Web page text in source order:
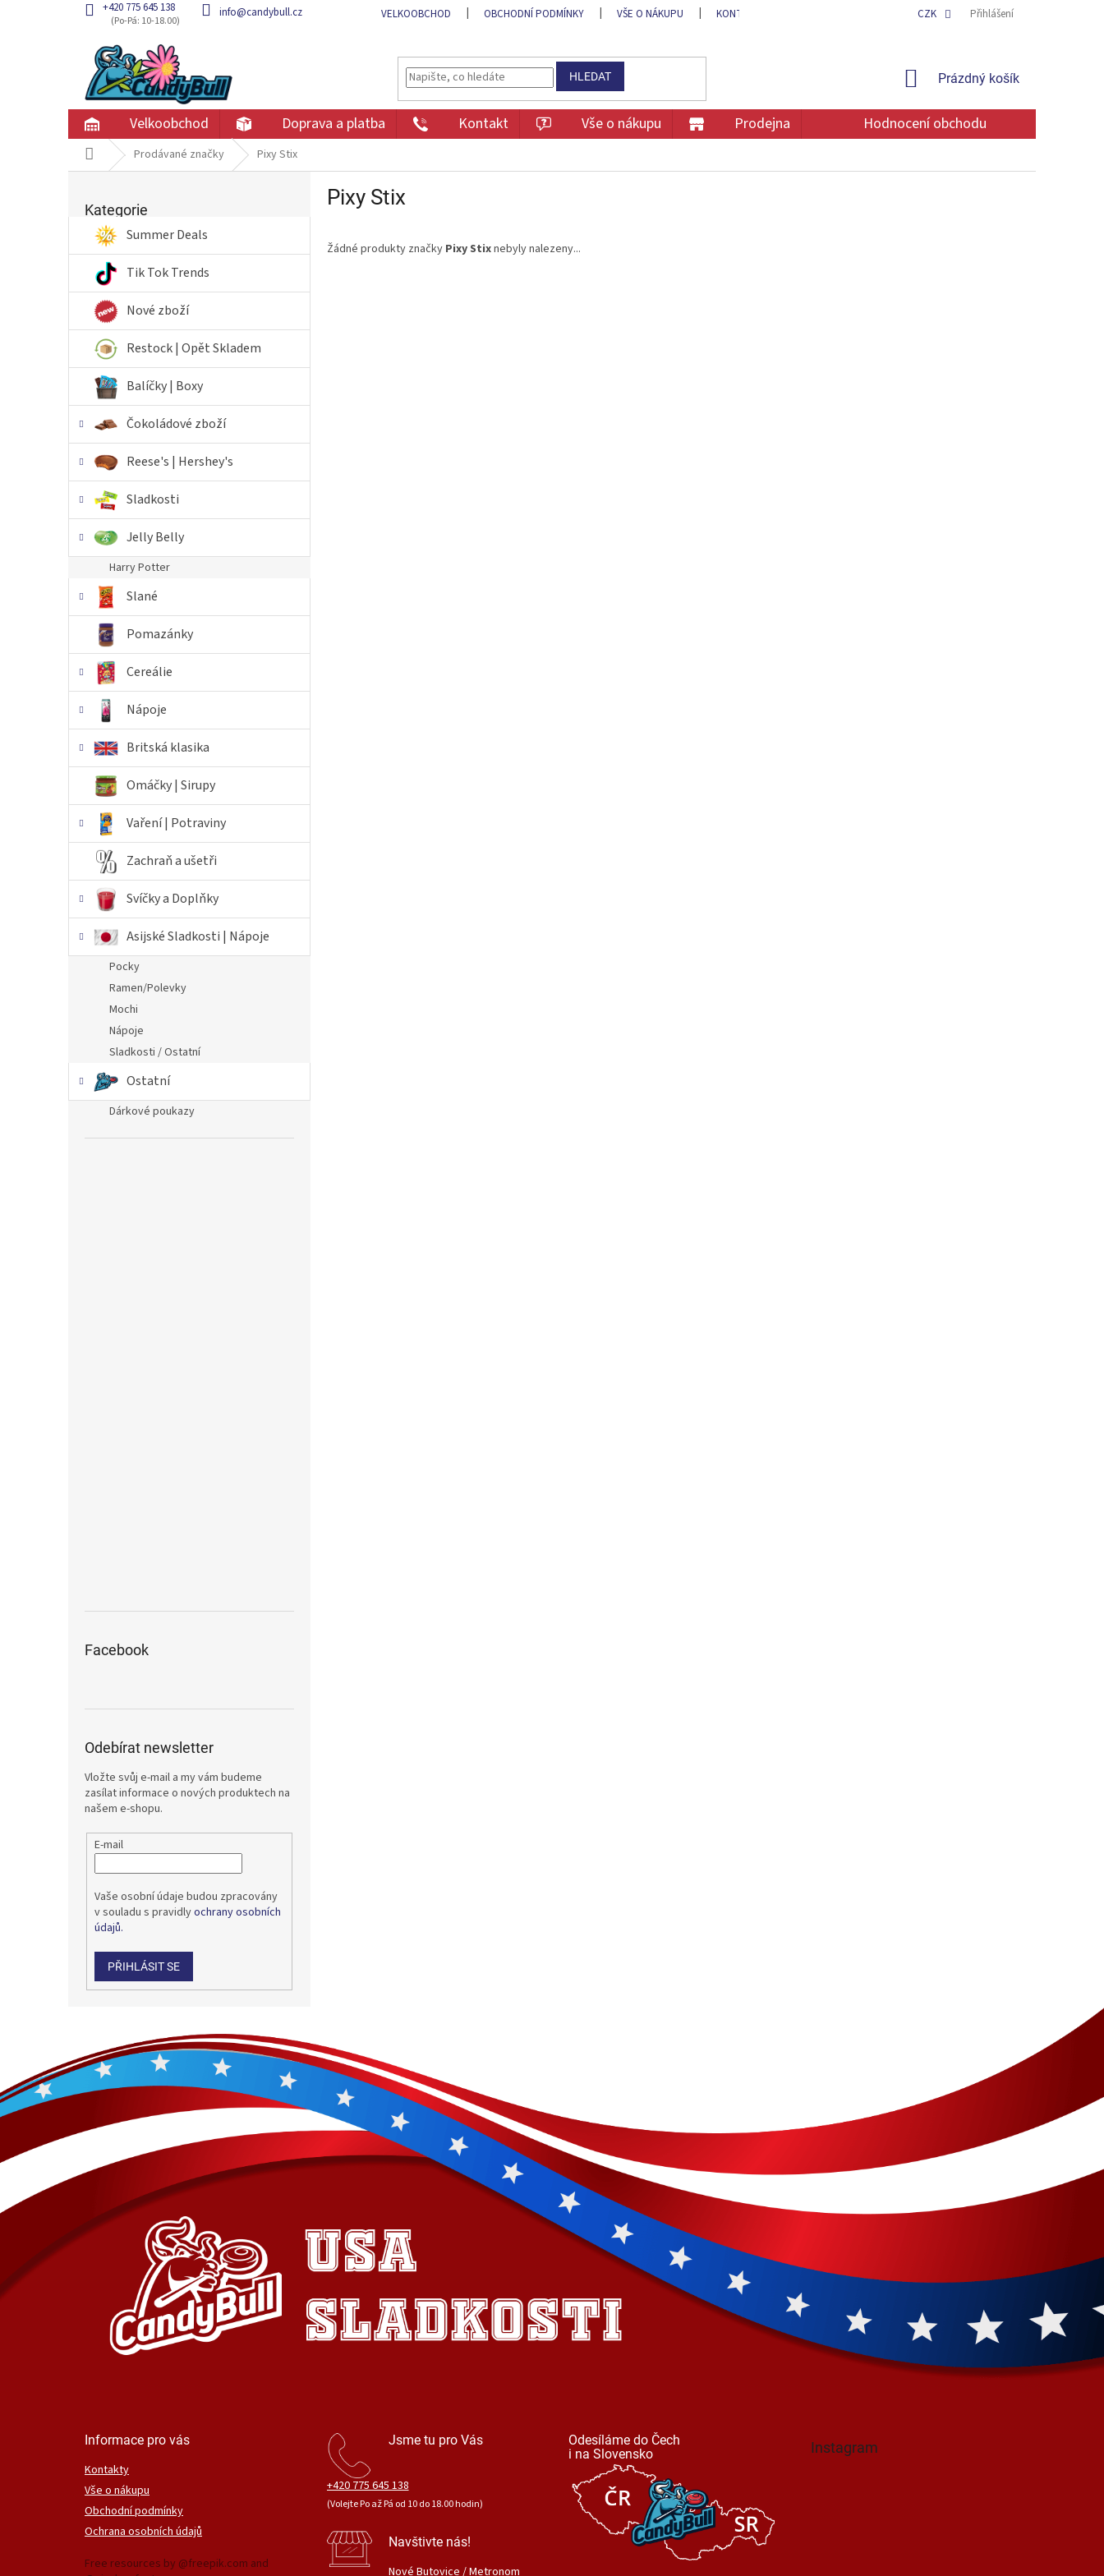
+420 775 645 138 info@candybull.cz VELKOOBCHOD OBCHODNÍ PODMÍNKY VŠE O NÁKUPU KONTAKT OCHRANA OSOBNÍCH ÚDAJŮCZK Přihlášení
HLEDAT
NÁKUPNÍ
Prázdný košík
Velkoobchod Doprava a platba Kontakt Vše o nákupu Prodejna Hodnocení obchodu
Domů Prodávané značky Pixy Stix
r
n
í
kategorie
Kategorie
Summer Deals
Tik Tok Trends
Nové zboží
Restock | Opět Skladem
Balíčky | Boxy
Čokoládové zboží
Reese's | Hershey's
Sladkosti
Jelly Belly
Harry Potter
Slané
Pomazánky
Cereálie
Nápoje
Britská klasika
Omáčky | Sirupy
Vaření | Potraviny
Zachraň a ušetři
Svíčky a Doplňky
Asijské Sladkosti | Nápoje
Pocky
Ramen/Polevky
Mochi
Nápoje
Sladkosti / Ostatní
Ostatní
Dárkové poukazy
Facebook
Odebírat newsletter
Vložte svůj e-mail a my vám budeme
zasílat informace o nových produktech na
našem e-shopu.
E-mail
Vaše osobní údaje budou zpracovány
v souladu s pravidlyochrany osobních
údajů.
PŘIHLÁSIT SE
Pixy Stix
Žádné produkty značky Pixy Stixnebyly nalezeny...
t
í
Informace pro vás
Kontakty
Vše o nákupu
Obchodní podmínky
Ochrana osobních údajů
Free resources by @freepik.com and
Jsme tu pro Vás
+420 775 645 138
(Volejte Po až Pá od 10 do 18.00 hodin)
Navštivte nás!
Nové Butovice / Metronom
Odesíláme do Čech
i na Slovensko
Instagram